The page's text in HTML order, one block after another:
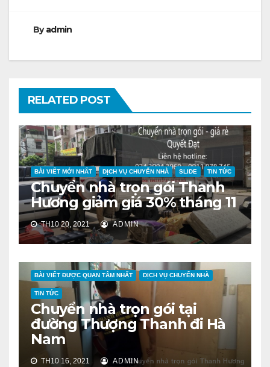
Byadmin
RELATED POST
BÀI VIẾT MỚI NHẤT DỊCH VỤ CHUYỂN NHÀ SLIDE TIN TỨC
Chuyển nhà trọn gói Thanh
Hương giảm giá 30% tháng 11
TH10 20, 2021 ADMIN
BÀI VIẾT ĐƯỢC QUAN TÂM NHẤT DỊCH VỤ CHUYỂN NHÀ
TIN TỨC
Chuyển nhà trọn gói tại
đường Thượng Thanh đi Hà
Nam
TH10 16, 2021 ADMIN